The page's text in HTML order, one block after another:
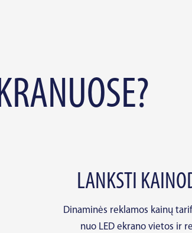
LANKSTI
Dinaminės reklamos kainų
nuo LED ekrano vietos ir